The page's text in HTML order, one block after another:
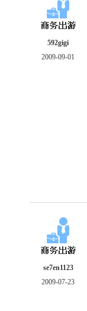
592gigi
2009-09-01
se7en1123
2009-07-23